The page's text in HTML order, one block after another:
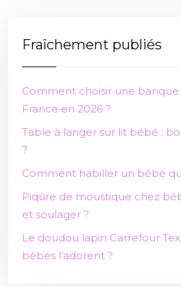
Fraîchement publiés
Comment choisir une
France en 2026 ?
Table à langer sur lit bébé :
?
Comment habiller un bébé
Piqûre de moustique chez
et soulager ?
Le doudou lapin Carrefour
bébés l’adorent ?